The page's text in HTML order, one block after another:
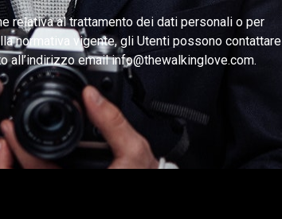
relativa al trattamento dei dati personali o per
normativa vigente, gli Utenti possono contattare
all’indirizzo emailinfo@thewalkinglove.com.